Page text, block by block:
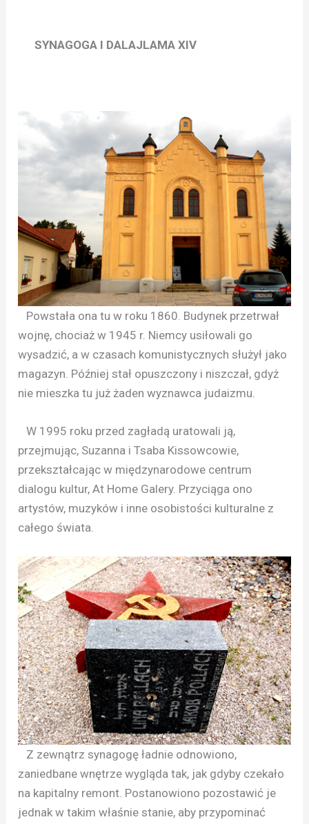
SYNAGOGA I DALAJLAMA XIV
Powstała ona tu w roku 1860. Budynek przetrwał
wojnę, chociaż w 1945 r. Niemcy usiłowali go
wysadzić, a w czasach komunistycznych służył jako
magazyn. Później stał opuszczony i niszczał, gdyż
nie mieszka tu już żaden wyznawca judaizmu.
W 1995 roku przed zagładą uratowali ją,
przejmując, Suzanna i Tsaba Kissowcowie,
przekształcając w międzynarodowe centrum
dialogu kultur, At Home Galery. Przyciąga ono
artystów, muzyków i inne osobistości kulturalne z
całego świata.
Z zewnątrz synagogę ładnie odnowiono,
zaniedbane wnętrze wygląda tak, jak gdyby czekało
na kapitalny remont. Postanowiono pozostawić je
jednak w takim właśnie stanie, aby przypominać